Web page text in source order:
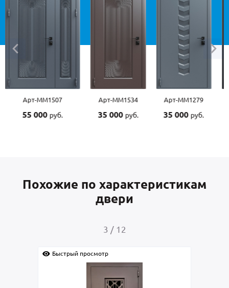
Арт-ММ1534
35 000
Арт-ММ1279
35 000
Арт-ММ1570
45 000
Похожие по характеристикам
двери
4 / 12